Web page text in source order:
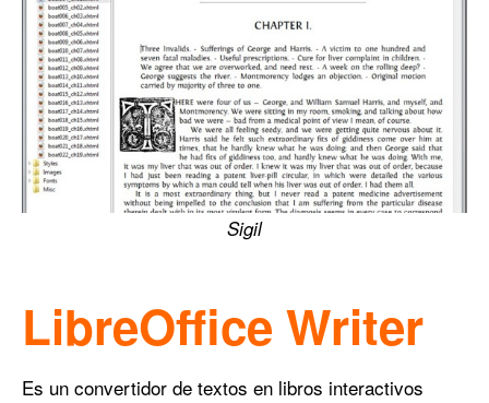
Sigil
LibreOffice Writer
Es un convertidor de textos en libros interactivos